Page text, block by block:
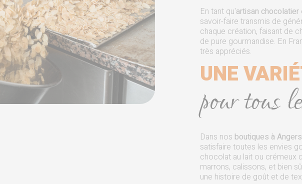
En tant qu'artisan chocolatier
savoir-faire transmis de
chaque création, faisant de
de pure gourmandise. En
très appréciés.
UNE
pour tous
Dans nos boutiques à Angers
satisfaire toutes les envies
chocolat au lait ou crémeux
marrons, calissons, et bien
une histoire de goût et de